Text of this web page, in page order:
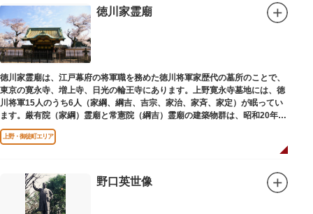
徳川家霊廟
徳川家霊廟は、江戸幕府の将軍職を務めた徳川将軍家歴代の墓所のことで、
東京の寛永寺、増上寺、日光の輪王寺にあります。上野寛永寺墓地には、徳
川将軍15人のうち6人（家綱、綱吉、吉宗、家治、家斉、家定）が眠ってい
ます。厳有院（家綱）霊廟と常憲院（綱吉）霊廟の建築物群は、昭和20年
（1945）の空襲で大部分を焼失しました。
上野・御徒町エリア
野口英世像